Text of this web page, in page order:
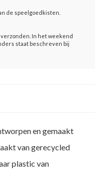
de speelgoedkisten.
In het weekend
staat beschreven bij
en gemaakt
van gerecycled
plastic van